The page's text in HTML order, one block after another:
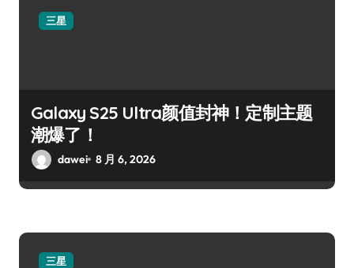
三星
Galaxy S25 Ultra颜值封神！定制主题
潮爆了！
dawei 8 月 6, 2026
三星